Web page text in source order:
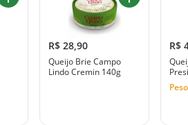
R$ 28,90
Queijo Brie Campo
Lindo Cremin 140g
R$